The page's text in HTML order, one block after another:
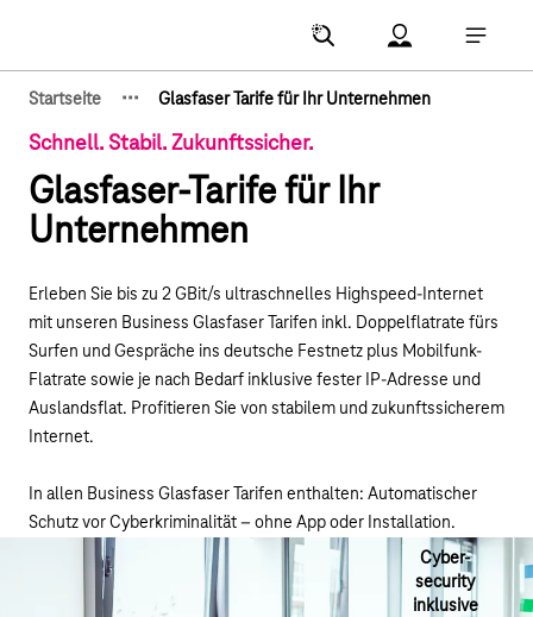
Account Menu
Startseite ··· Glasfaser Tarife für Ihr Unternehmen
Schnell. Stabil. Zukunftssicher.
Glasfaser-Tarife für Ihr
Unternehmen
Erleben Sie bis zu 2 GBit/s ultraschnelles Highspeed-Internet
mit unseren Business Glasfaser Tarifen inkl. Doppelflatrate fürs
Surfen und Gespräche ins deutsche Festnetz plus Mobilfunk-
Flatrate sowie je nach Bedarf inklusive fester IP-Adresse und
Auslandsflat. Profitieren Sie von stabilem und zukunftssicherem
Internet.
n allen Business Glasfaser Tarifen enthalten: Automatischer
Schutz vor Cyberkriminalität – ohne App oder Installation.
Cyber-
security
inklusive